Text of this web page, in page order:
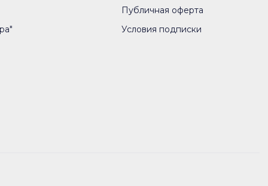
Публичная оферта
Условия подписки